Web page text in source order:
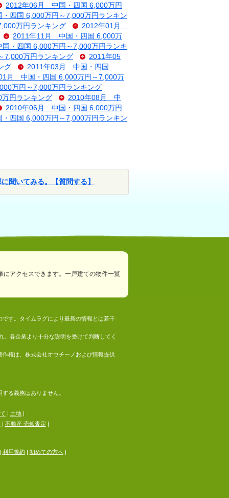
2012年06月 中国・四国 6,000万円
四国 6,000万円～7,000万円ランキン
万円ランキング
2012年01月
2011年11月 中国・四国 6,000万
・四国 6,000万円～7,000万円ランキ
万円ランキング
2011年05
グ
2011年03月 中国・四国
月 中国・四国 6,000万円～7,000万
万円～7,000万円ランキング
円ランキング
2010年08月 中
2010年06月 中国・四国 6,000万円
四国 6,000万円～7,000万円ランキン
聞いてみる。【質問する】
アクセスできます。一戸建ての物件一覧
す。タイムラグにより最新の情報とは若干
各企業より十分な説明を受けて判断してく
権は、株式会社オウチーノおよび情報提供
る義務はありません。
土地
不動産 売却査定
利用規約| 初めての方へ|